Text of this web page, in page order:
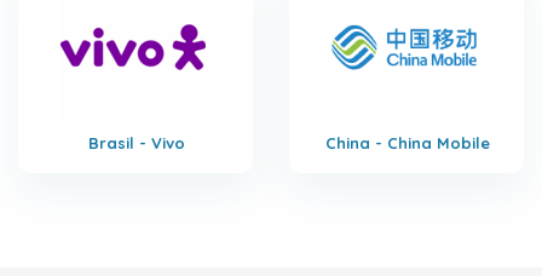
Brasil - Vivo China - China Mobile